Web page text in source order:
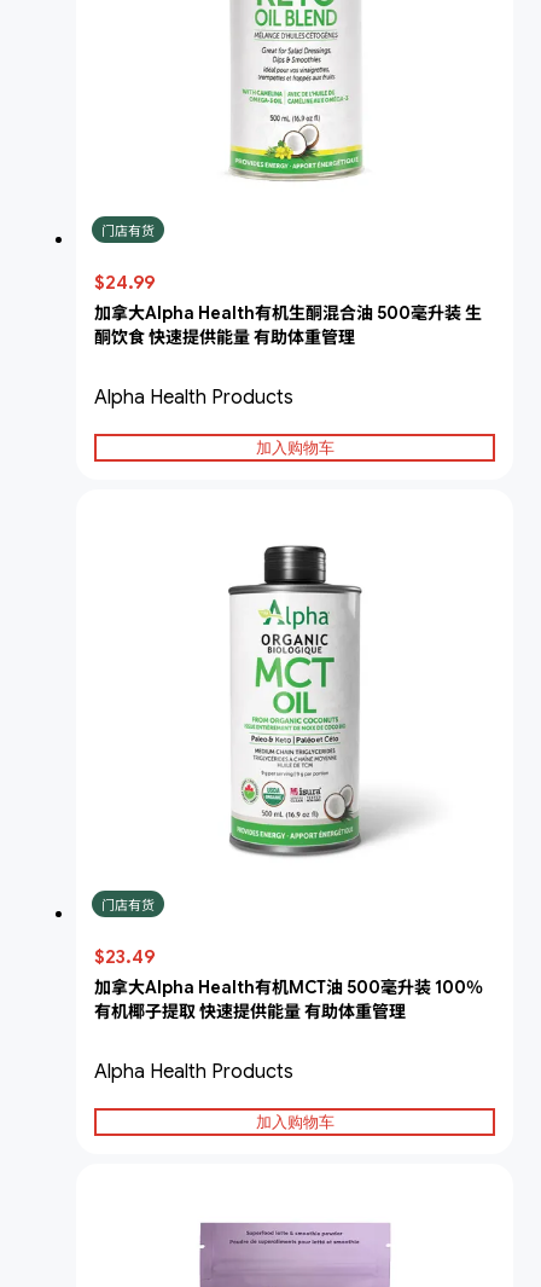
门店有货
$24.99
加拿大Alpha Health有机生酮混合油 500毫升装 生
酮饮食 快速提供能量 有助体重管理
Alpha Health Products
加入购物车
门店有货
$23.49
加拿大Alpha Health有机MCT油 500毫升装 100％
有机椰子提取 快速提供能量 有助体重管理
Alpha Health Products
加入购物车